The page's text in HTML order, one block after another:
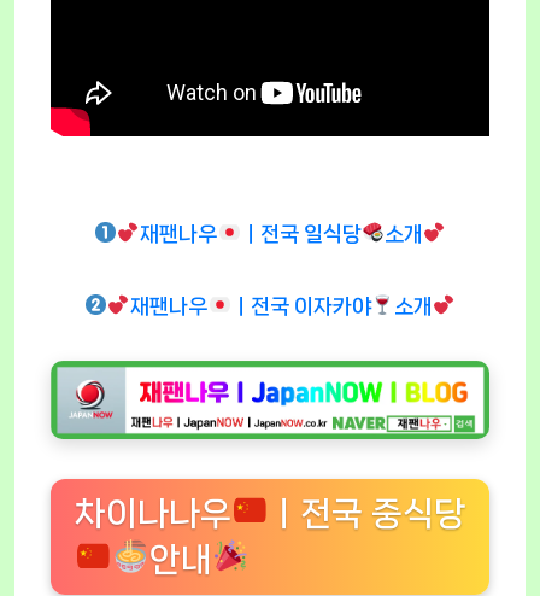
재팬나우 ㅣ전국 일식당 소개
재팬나우 ㅣ전국 이자카야 소개
차이나나우
ㅣ전국 중식당
안내